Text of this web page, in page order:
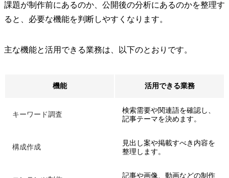
課題が制作前にあるのか、公開後の分析にあるのかを整理す
ると、必要な機能を判断しやすくなります。
主な機能と活用できる業務は、以下のとおりです。
機能 活用できる業務
キーワード調査
検索需要や関連語を確認し、
記事テーマを決めます。
構成作成
見出し案や掲載すべき内容を
整理します。
記事や画像、動画などの制作